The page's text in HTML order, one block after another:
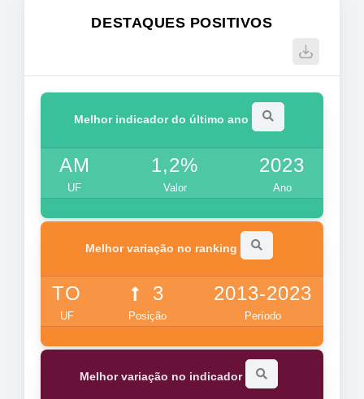
DESTAQUES POSITIVOS
Melhor indicador do último ano
AM
UF
1,2%
Valor
2023
Ano
Melhor variação no ranking
TO
UF
3
Posição
2013-2023
Período
Melhor variação no indicador